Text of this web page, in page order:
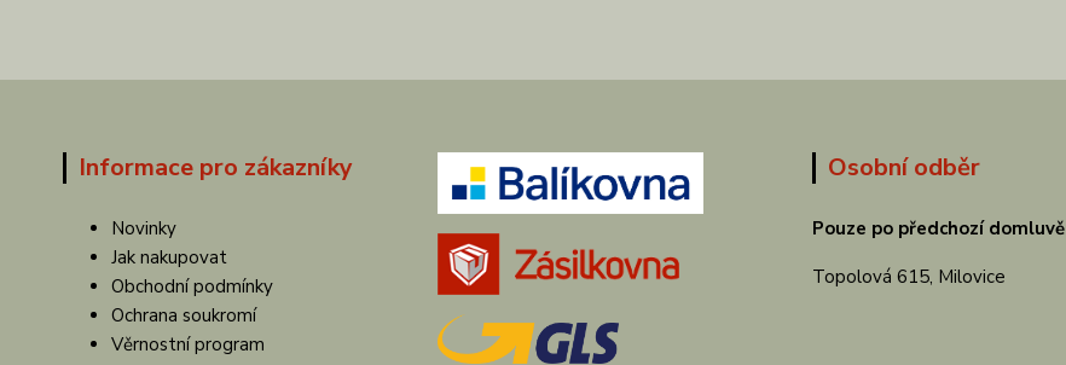
Informace pro zákazníky
Novinky
Jak nakupovat
Obchodní podmínky
Ochrana soukromí
Věrnostní program
Osobní odběr
Pouze po předchozí domluvě
Topolová 615, Milovice